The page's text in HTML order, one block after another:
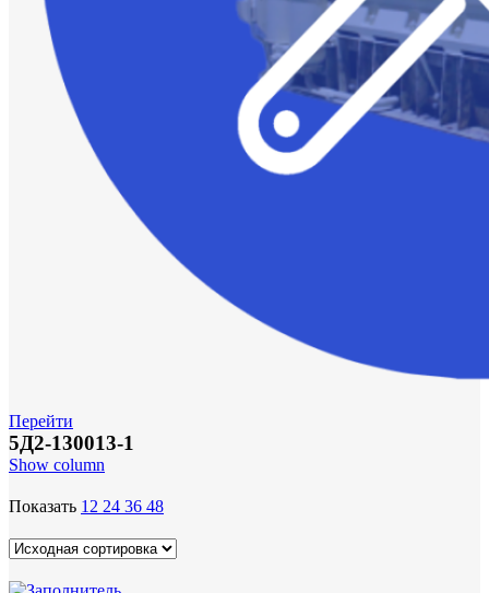
Перейти
5Д2-130013-1
Show column
Показать 12 24 36 48